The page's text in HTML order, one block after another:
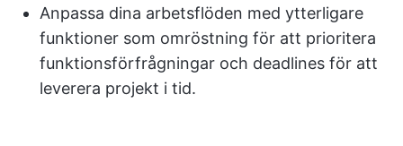
Anpassa dina arbetsflöden med ytterligare
funktioner som omröstning för att prioritera
funktionsförfrågningar och deadlines för att
leverera projekt i tid.